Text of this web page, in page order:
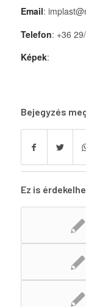
Email:
Telefon: +36
Képek:
Bejegyzés
Ez is